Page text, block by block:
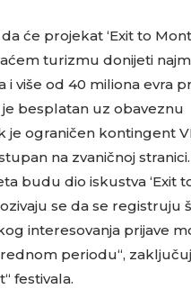
će projekat ‘Exit to
turizmu donijeti
i više od 40 miliona evra
je besplatan uz obaveznu
je ograničen kontingent
na zvaničnoj stranici.
budu dio iskustva ‘Exit
se da se registruju
interesovanja prijave
periodu“,
festivala.